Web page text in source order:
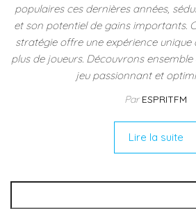
populaires ces dernières années,
et son potentiel de gains importants.
stratégie offre une expérience unique
plus de joueurs. Découvrons
jeu passionnant et
ParESPRITFM
Lire la suite